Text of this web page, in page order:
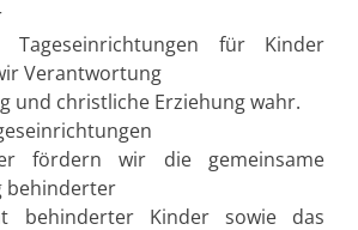
Tageseinrichtungen für Kinder
Verantwortung
und christliche Erziehung wahr.
fördern wir die gemeinsame
behinderter
behinderter Kinder sowie das